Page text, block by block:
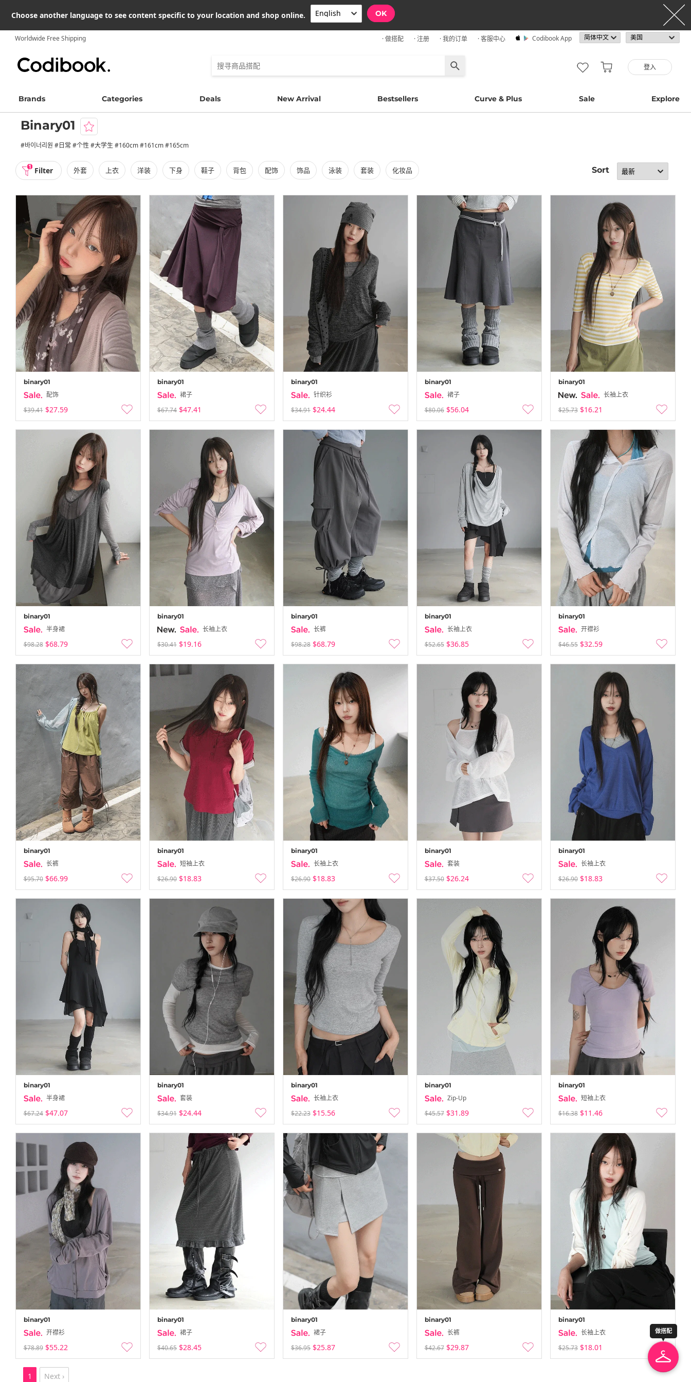
Choose another language to see content specific to your location and shop online. OK
Worldwide Free Shipping · 做搭配 · 注册 · 我的订单 · 客服中心 Codibook App
登入
Brands Categories Deals New Arrival Bestsellers Curve & Plus Sale Explore
Binary01
#바이너리원 #日常 #个性 #大学生 #160cm #161cm #165cm
1 Filter 外套 上衣 洋装 下身 鞋子 背包 配饰 饰品 泳装 套装 化妆品 Sort
binary01
配饰
$39.41 $27.59
binary01
裙子
$67.74 $47.41
binary01
针织衫
$34.91 $24.44
binary01
裙子
$80.06 $56.04
binary01
长袖上衣
$25.73 $16.21
binary01
半身裙
$98.28 $68.79
binary01
长袖上衣
$30.41 $19.16
binary01
长裤
$98.28 $68.79
binary01
长袖上衣
$52.65 $36.85
binary01
开襟衫
$46.55 $32.59
binary01
长裤
$95.70 $66.99
binary01
短袖上衣
$26.90 $18.83
binary01
长袖上衣
$26.90 $18.83
binary01
套装
$37.50 $26.24
binary01
长袖上衣
$26.90 $18.83
binary01
半身裙
$67.24 $47.07
binary01
套装
$34.91 $24.44
binary01
长袖上衣
$22.23 $15.56
binary01
Zip-Up
$45.57 $31.89
binary01
短袖上衣
$16.38 $11.46
binary01
开襟衫
$78.89 $55.22
binary01
裙子
$40.65 $28.45
binary01
裙子
$36.95 $25.87
binary01
长裤
$42.67 $29.87
binary01
长袖上衣
$25.73 $18.01
1 Next ›
做搭配